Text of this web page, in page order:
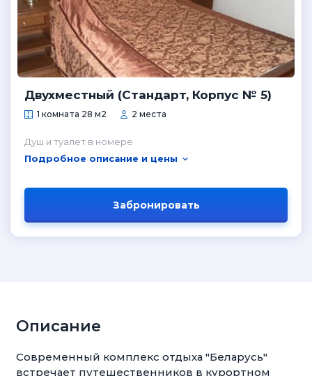
Двухместный (Стандарт, Корпус № 5)
1 комната 28 м2 2 места
Душ и туалет в номере
Подробное описание и цены
Забронировать
Описание
Современный комплекс отдыха "Беларусь"
встречает путешественников в курортном